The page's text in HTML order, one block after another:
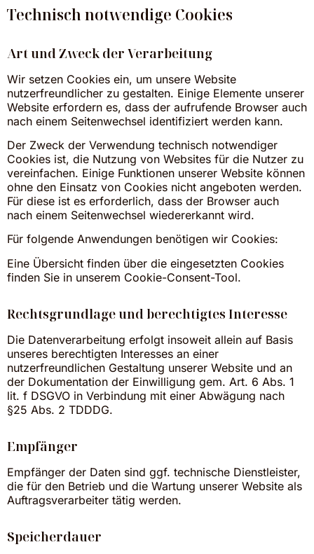
Technisch notwendige Cookies
Art und Zweck der Verarbeitung
Wir setzen Cookies ein, um unsere Website
nutzerfreundlicher zu gestalten. Einige Elemente unserer
Website erfordern es, dass der aufrufende Browser auch
nach einem Seitenwechsel identifiziert werden kann.
Der Zweck der Verwendung technisch notwendiger
Cookies ist, die Nutzung von Websites für die Nutzer zu
vereinfachen. Einige Funktionen unserer Website können
ohne den Einsatz von Cookies nicht angeboten werden.
Für diese ist es erforderlich, dass der Browser auch
nach einem Seitenwechsel wiedererkannt wird.
Für folgende Anwendungen benötigen wir Cookies:
Eine Übersicht finden über die eingesetzten Cookies
finden Sie in unserem Cookie-Consent-Tool.
Rechtsgrundlage und berechtigtes Interesse
Die Datenverarbeitung erfolgt insoweit allein auf Basis
unseres berechtigten Interesses an einer
nutzerfreundlichen Gestaltung unserer Website und an
der Dokumentation der Einwilligung gem. Art. 6 Abs. 1
lit. f DSGVO in Verbindung mit einer Abwägung nach
§25 Abs. 2 TDDDG.
Empfänger
Empfänger der Daten sind ggf. technische Dienstleister,
die für den Betrieb und die Wartung unserer Website als
Auftragsverarbeiter tätig werden.
Speicherdauer